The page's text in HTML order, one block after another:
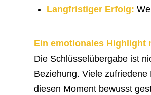
Langfristiger Erfolg:
Ein emotionales Highlight
Die Schlüsselübergabe ist
Beziehung. Viele
diesen Moment bewusst